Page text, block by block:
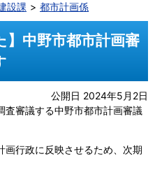
設課 都市計画係
】中野市都市計画審
公開日 2024年5月2日
査審議する中野市都市計画審議
画行政に反映させるため、次期